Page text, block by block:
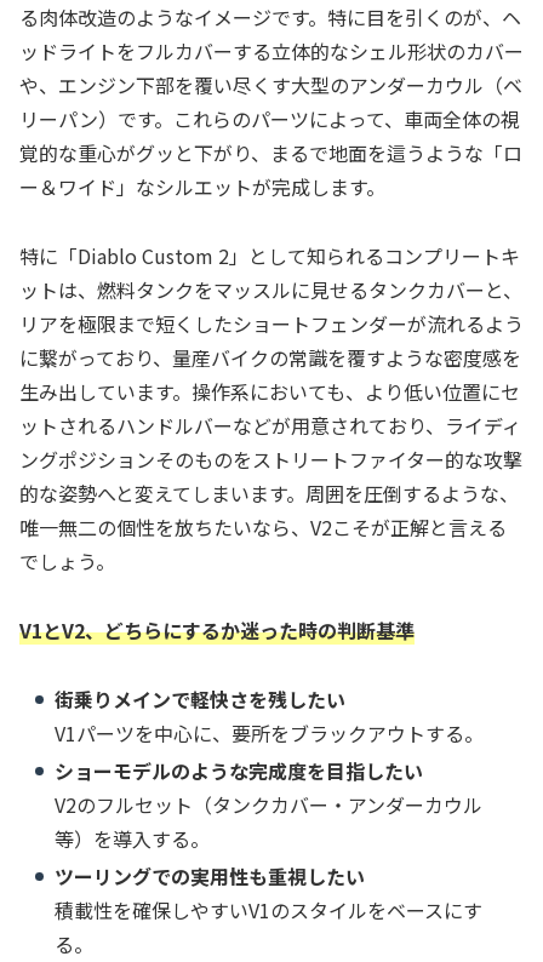
る肉体改造のようなイメージです。特に目を引くのが、ヘ
ッドライトをフルカバーする立体的なシェル形状のカバー
や、エンジン下部を覆い尽くす大型のアンダーカウル（ベ
リーパン）です。これらのパーツによって、車両全体の視
覚的な重心がグッと下がり、まるで地面を這うような「ロ
ー＆ワイド」なシルエットが完成します。
特に「Diablo Custom 2」として知られるコンプリートキ
ットは、燃料タンクをマッスルに見せるタンクカバーと、
リアを極限まで短くしたショートフェンダーが流れるよう
に繋がっており、量産バイクの常識を覆すような密度感を
生み出しています。操作系においても、より低い位置にセ
ットされるハンドルバーなどが用意されており、ライディ
ングポジションそのものをストリートファイター的な攻撃
的な姿勢へと変えてしまいます。周囲を圧倒するような、
唯一無二の個性を放ちたいなら、V2こそが正解と言える
でしょう。
V1とV2、どちらにするか迷った時の判断基準
街乗りメインで軽快さを残したい
V1パーツを中心に、要所をブラックアウトする。
ショーモデルのような完成度を目指したい
V2のフルセット（タンクカバー・アンダーカウル
等）を導入する。
ツーリングでの実用性も重視したい
積載性を確保しやすいV1のスタイルをベースにす
る。